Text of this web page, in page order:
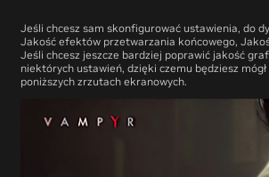
Jeśli chcesz sam skonfigurować ustawienia, do
Jakość efektów przetwarzania końcowego,
Jeśli chcesz jeszcze bardziej poprawić jakość
niektórych ustawień, dzięki czemu będziesz
poniższych zrzutach ekranowych.